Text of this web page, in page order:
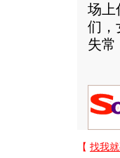
场上
们，
失常